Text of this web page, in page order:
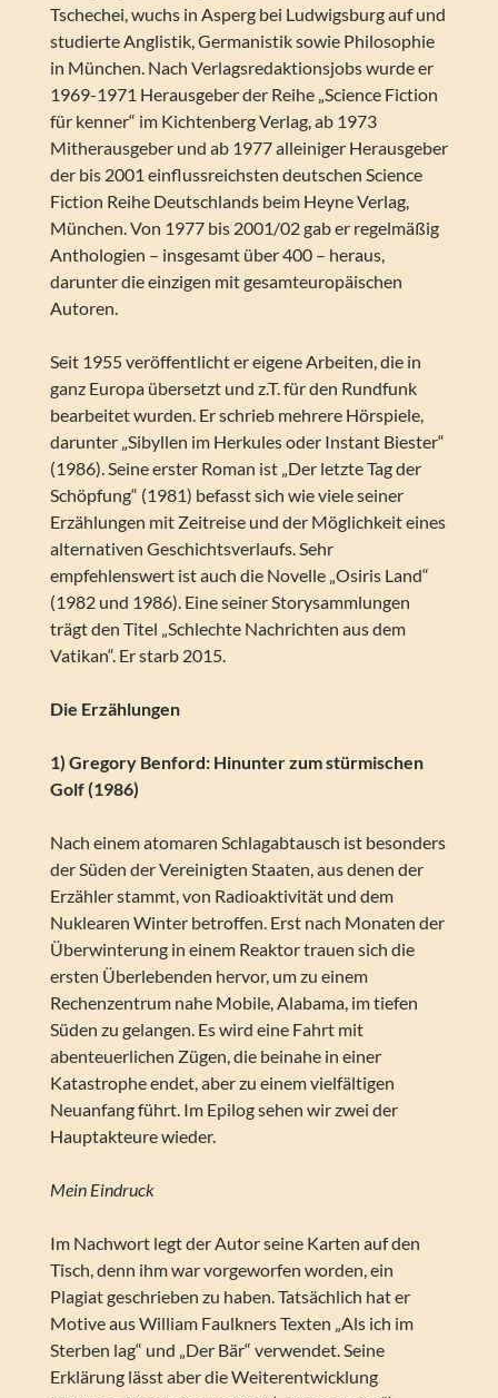
Tschechei, wuchs in Asperg bei Ludwigsburg auf und
studierte Anglistik, Germanistik sowie Philosophie
in München. Nach Verlagsredaktionsjobs wurde er
1969-1971 Herausgeber der Reihe „Science Fiction
für kenner“ im Kichtenberg Verlag, ab 1973
Mitherausgeber und ab 1977 alleiniger Herausgeber
der bis 2001 einflussreichsten deutschen Science
Fiction Reihe Deutschlands beim Heyne Verlag,
München. Von 1977 bis 2001/02 gab er regelmäßig
Anthologien – insgesamt über 400 – heraus,
darunter die einzigen mit gesamteuropäischen
Autoren.
Seit 1955 veröffentlicht er eigene Arbeiten, die in
ganz Europa übersetzt und z.T. für den Rundfunk
bearbeitet wurden. Er schrieb mehrere Hörspiele,
darunter „Sibyllen im Herkules oder Instant Biester“
(1986). Seine erster Roman ist „Der letzte Tag der
Schöpfung“ (1981) befasst sich wie viele seiner
Erzählungen mit Zeitreise und der Möglichkeit eines
alternativen Geschichtsverlaufs. Sehr
empfehlenswert ist auch die Novelle „Osiris Land“
(1982 und 1986). Eine seiner Storysammlungen
trägt den Titel „Schlechte Nachrichten aus dem
Vatikan“. Er starb 2015.
Die Erzählungen
1) Gregory Benford: Hinunter zum stürmischen
Golf (1986)
Nach einem atomaren Schlagabtausch ist besonders
der Süden der Vereinigten Staaten, aus denen der
Erzähler stammt, von Radioaktivität und dem
Nuklearen Winter betroffen. Erst nach Monaten der
Überwinterung in einem Reaktor trauen sich die
ersten Überlebenden hervor, um zu einem
Rechenzentrum nahe Mobile, Alabama, im tiefen
Süden zu gelangen. Es wird eine Fahrt mit
abenteuerlichen Zügen, die beinahe in einer
Katastrophe endet, aber zu einem vielfältigen
Neuanfang führt. Im Epilog sehen wir zwei der
Hauptakteure wieder.
Mein Eindruck
Im Nachwort legt der Autor seine Karten auf den
Tisch, denn ihm war vorgeworfen worden, ein
Plagiat geschrieben zu haben. Tatsächlich hat er
Motive aus William Faulkners Texten „Als ich im
Sterben lag“ und „Der Bär“ verwendet. Seine
Erklärung lässt aber die Weiterentwicklung